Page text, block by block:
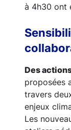
à 4h30 ont
Des
proposées
travers
enjeux
Les